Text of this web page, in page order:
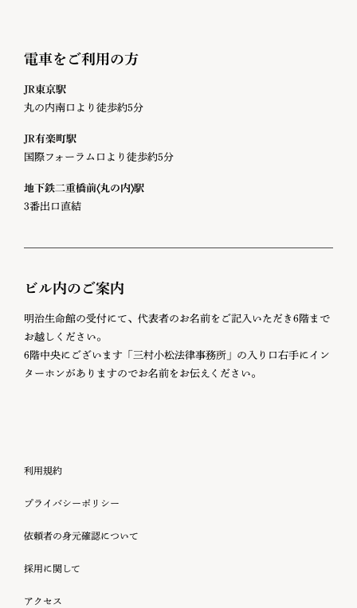
電車をご利用の方
JR東京駅
丸の内南口より徒歩約5分
JR有楽町駅
国際フォーラム口より徒歩約5分
地下鉄二重橋前〈丸の内〉駅
3番出口直結
ビル内のご案内
明治生命館の受付にて、代表者のお名前をご記入いただき6階まで
お越しください。
6階中央にございます「三村小松法律事務所」の入り口右手にイン
ターホンがありますのでお名前をお伝えください。
利用規約
プライバシーポリシー
依頼者の身元確認について
採用に関して
アクセス